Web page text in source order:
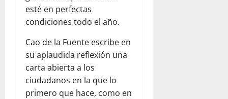
esté en perfectas
condiciones todo el año.
Cao de la Fuente escribe en
su aplaudida reflexión una
carta abierta a los
ciudadanos en la que lo
primero que hace, como en